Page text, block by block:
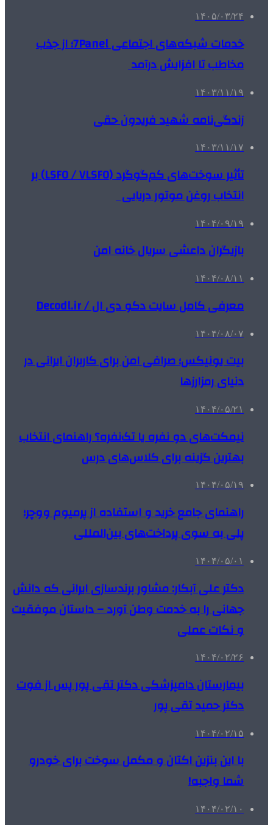
۱۴۰۵/۰۳/۲۴
خدمات شبکه‌های اجتماعی 7Panel؛ از جذب
مخاطب تا افزایش درآمد
۱۴۰۳/۱۱/۱۹
زندگی‌نامه شهید فریدون حقی
۱۴۰۳/۱۱/۱۷
تأثیر سوخت‌های کم‌گوگرد (LSFO / VLSFO) بر
انتخاب روغن موتور دریایی
۱۴۰۴/۰۹/۱۹
بازیگران داعشی سریال خانه امن
۱۴۰۴/۰۸/۱۱
معرفی کامل سایت دکو دی ال / Decodl.ir
۱۴۰۴/۰۸/۰۷
بیت یونیکس؛ صرافی امن برای کاربران ایرانی در
دنیای رمزارزها
۱۴۰۴/۰۵/۲۱
نیمکت‌های دو نفره یا تک‌نفره؟ راهنمای انتخاب
بهترین گزینه برای کلاس‌های درس
۱۴۰۴/۰۵/۱۹
راهنمای جامع خرید و استفاده از پرمیوم ووچر؛
پلی به سوی پرداخت‌های بین‌المللی
۱۴۰۴/۰۵/۰۱
دکتر علی آبکار: مشاور برندسازی ایرانی که دانش
جهانی را به خدمت وطن آورد – داستان موفقیت
و نکات عملی
۱۴۰۴/۰۲/۲۶
بیمارستان دامپزشکی دکتر تقی پور پس از فوت
دکتر حمید تقی پور
۱۴۰۴/۰۲/۱۵
با این بنزین اکتان و مکمل سوخت برای خودرو
شما واجبه!
۱۴۰۴/۰۲/۱۰